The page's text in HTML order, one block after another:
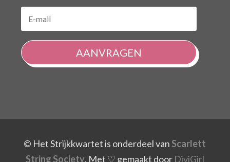
AANVRAGEN
© Het Strijkkwartet is onderdeel van Scarlett
String Society. Met ♡ gemaakt door DiviGirl